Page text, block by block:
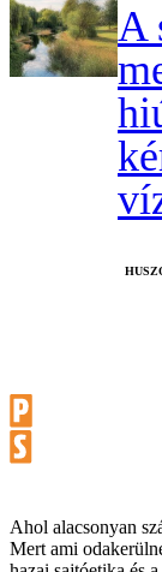
A
Ahol alacsonyan
Mert ami